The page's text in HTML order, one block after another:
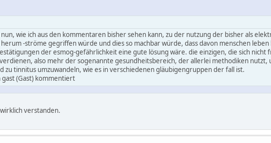
wie ich aus den kommentaren bisher sehen kann, zu der nutzung der bisher als
-ströme gegriffen würde und dies so machbar würde, dass davon menschen leben
der esmog-gefährlichkeit eine gute lösung wäre. die einzigen, die sich nicht
also mehr der sogenannte gesundheitsbereich, der allerlei methodiken nutzt,
zu tinnitus umzuwandeln, wie es in verschiedenen gläubigengruppen der fall ist.
(Gast) kommentiert
verstanden.